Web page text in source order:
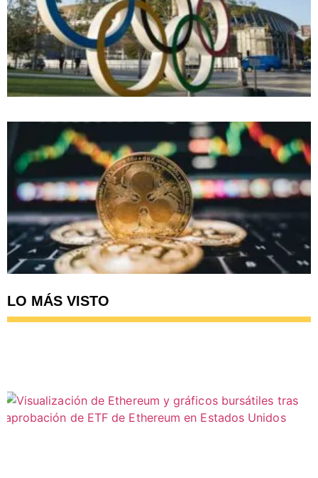
LO MÁS VISTO